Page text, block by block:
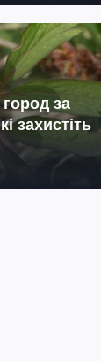
за
захистіть